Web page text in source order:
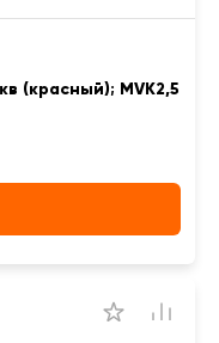
(красный); MVK2,5